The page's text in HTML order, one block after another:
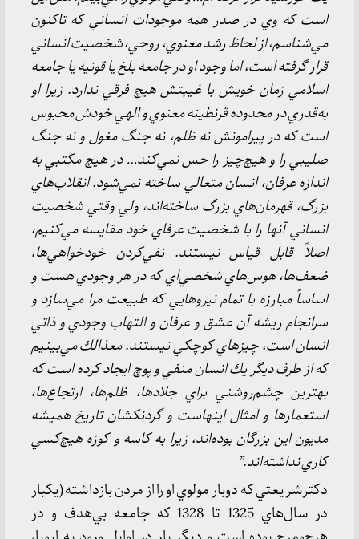
است كه وي در صدر همه موجودات انساني كه تاكنون
مي‌شناسم، از لحاظ رشد معنوي، روحي، شخصيت انساني
قرار گرفته است، اما وجود او در جامعه بلخ يا قونيه يا جامعه
اسلامي زمان خويش با غيبتش هيچ فرقي ندارد. زيرا او
به‌قدري در محدوده قرنطينه معنوي و الهي خودش محبوس
است كه در پيرامونش نه ظلم، نه جنگ مغول و نه جنگ
صليبي را و هيچ‌چيز را حس نمي‌كند… در هيچ مكتبي به
اندازه عرفان، انسان متعالي ساخته نمي‌شود. انقلاب‌هاي
بزرگ، قهرمان‌هاي بزرگ ساخته‌اند، ولي وقتي شخصيت
انساني آنها را با شخصيت عرفاي خود مقايسه مي‌كنيم،
اصلاً قابل قياس نيستند. نفي‌كردن خودخواهي‌ها،
ضعف‌ها، هوس‌هاي شخصي‌اي كه در هر وجودي هست و
اساساً مبارزه با تمام نيروهايي كه طبيعت مرا مي‌سازد و
سرانجام ريشه آن عشق و عرفان و التهاب وجودي و ذاتي
انسان است، چيزهاي كوچكي نيستند. معذالك مي‌بينيم
كه از طرف ديگر يك انسان منفي و پوچ ايجاد كرده است كه
بهترين چشم‌روشني براي جلادها، ظلم‌ها، ارتجاع‌ها،
استعمارها و امثال اينهاست و گردنكشان تاريخ هميشه
مديون اين بزرگان بوده‌اند، زيرا به كاسه و كوزه هيچ‌كسي
كاري نداشته‌اند.”
دكترشريعتي كه دوبار مولوي او را از مردن بازداشته (يكبار
در سال‌هاي 1325 تا 1328 كه جامعه بي‌هدف و در